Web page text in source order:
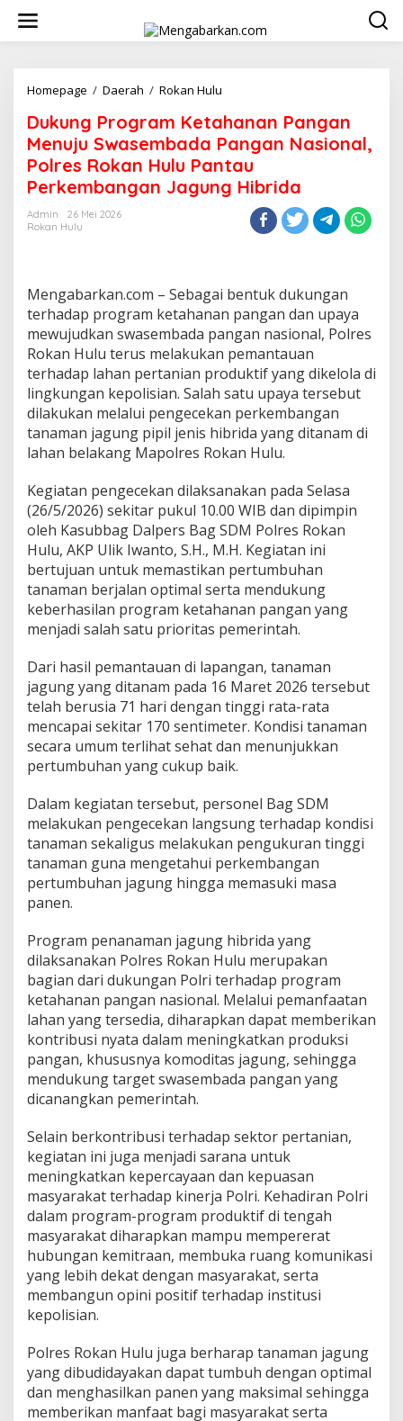
konten
Homepage / Daerah / Rokan Hulu
Ketahanan
Pangan
Menuju
Swasembada
Pangan
Nasional,
Polres
Rokan
Jagung
Hibrida
Dukung Program Ketahanan Pangan
Menuju Swasembada Pangan Nasional,
Polres Rokan Hulu Pantau
Perkembangan Jagung Hibrida
Admin
26 Mei 2026
Rokan Hulu
Mengabarkan.com – Sebagai bentuk dukungan
terhadap program ketahanan pangan dan upaya
mewujudkan swasembada pangan nasional, Polres
Rokan Hulu terus melakukan pemantauan
terhadap lahan pertanian produktif yang dikelola di
lingkungan kepolisian. Salah satu upaya tersebut
dilakukan melalui pengecekan perkembangan
tanaman jagung pipil jenis hibrida yang ditanam di
lahan belakang Mapolres Rokan Hulu.
Kegiatan pengecekan dilaksanakan pada Selasa
(26/5/2026) sekitar pukul 10.00 WIB dan dipimpin
oleh Kasubbag Dalpers Bag SDM Polres Rokan
Hulu, AKP Ulik Iwanto, S.H., M.H. Kegiatan ini
bertujuan untuk memastikan pertumbuhan
tanaman berjalan optimal serta mendukung
keberhasilan program ketahanan pangan yang
menjadi salah satu prioritas pemerintah.
Dari hasil pemantauan di lapangan, tanaman
jagung yang ditanam pada 16 Maret 2026 tersebut
telah berusia 71 hari dengan tinggi rata-rata
mencapai sekitar 170 sentimeter. Kondisi tanaman
secara umum terlihat sehat dan menunjukkan
pertumbuhan yang cukup baik.
Dalam kegiatan tersebut, personel Bag SDM
melakukan pengecekan langsung terhadap kondisi
tanaman sekaligus melakukan pengukuran tinggi
tanaman guna mengetahui perkembangan
pertumbuhan jagung hingga memasuki masa
panen.
Program penanaman jagung hibrida yang
dilaksanakan Polres Rokan Hulu merupakan
bagian dari dukungan Polri terhadap program
ketahanan pangan nasional. Melalui pemanfaatan
lahan yang tersedia, diharapkan dapat memberikan
kontribusi nyata dalam meningkatkan produksi
pangan, khususnya komoditas jagung, sehingga
mendukung target swasembada pangan yang
dicanangkan pemerintah.
Selain berkontribusi terhadap sektor pertanian,
kegiatan ini juga menjadi sarana untuk
meningkatkan kepercayaan dan kepuasan
masyarakat terhadap kinerja Polri. Kehadiran Polri
dalam program-program produktif di tengah
masyarakat diharapkan mampu mempererat
hubungan kemitraan, membuka ruang komunikasi
yang lebih dekat dengan masyarakat, serta
membangun opini positif terhadap institusi
kepolisian.
Polres Rokan Hulu juga berharap tanaman jagung
yang dibudidayakan dapat tumbuh dengan optimal
dan menghasilkan panen yang maksimal sehingga
memberikan manfaat bagi masyarakat serta